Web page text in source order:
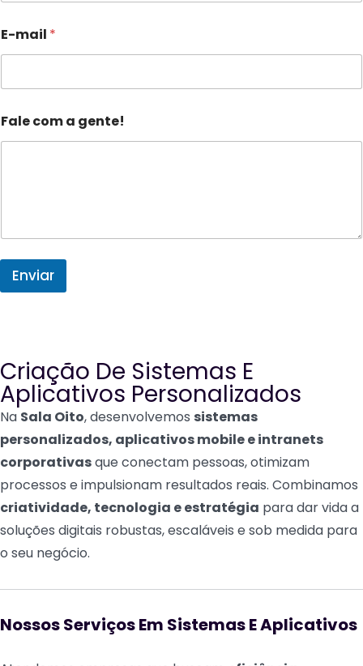
i
e
d
S
e
s
+
e
l
f
n
e
/
a
!
*
E-mail *
Fale com a gente!
Enviar
Criação De Sistemas E
Aplicativos Personalizados
Na Sala Oito, desenvolvemos sistemas
personalizados, aplicativos mobile e intranets
corporativasque conectam pessoas, otimizam
processos e impulsionam resultados reais. Combinamos
criatividade, tecnologia e estratégia para dar vida a
soluções digitais robustas, escaláveis e sob medida para
o seu negócio.
Nossos Serviços Em Sistemas E Aplicativos